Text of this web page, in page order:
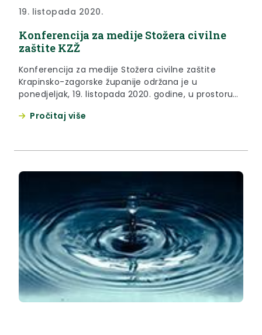
19. listopada 2020.
Konferencija za medije Stožera civilne
zaštite KZŽ
Konferencija za medije Stožera civilne zaštite
Krapinsko-zagorske županije održana je u
ponedjeljak, 19. listopada 2020. godine, u prostoru
zagorske županije u Krapini, s početkom u 14 sati.
Pročitaj više